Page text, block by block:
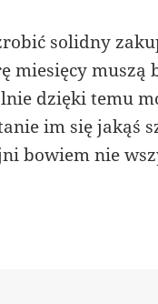
solidny
miesięcy muszą
dzięki temu
im się jakąś
bowiem nie